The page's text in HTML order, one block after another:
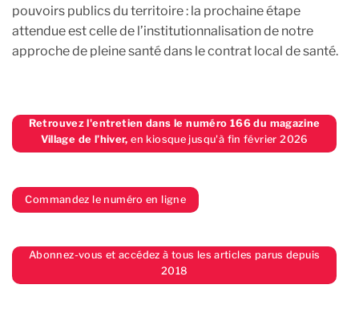
pouvoirs publics du territoire : la prochaine étape
attendue est celle de l’institutionnalisation de notre
approche de pleine santé dans le contrat local de santé.
Retrouvez l'entretien dans le numéro 166 du magazine
Village de l’hiver, en kiosque jusqu'à fin février 2026
Commandez le numéro en ligne
Abonnez-vous et accédez à tous les articles parus depuis
2018